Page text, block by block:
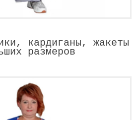
кардиганы, жакеты
размеров